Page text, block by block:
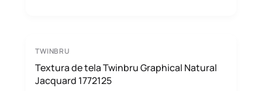
TWINBRU
Textura de tela Twinbru Graphical Natural
Jacquard 1772125